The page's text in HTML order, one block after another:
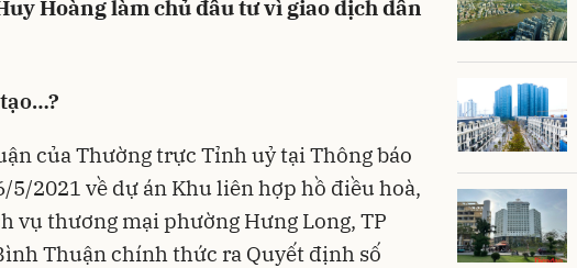
Hoàng làm chủ đầu tư vì giao dịch dân
của Thường trực Tỉnh uỷ tại Thông báo
5/2021 về dự án Khu liên hợp hồ điều hoà,
vụ thương mại phường Hưng Long, TP
Thuận chính thức ra Quyết định số